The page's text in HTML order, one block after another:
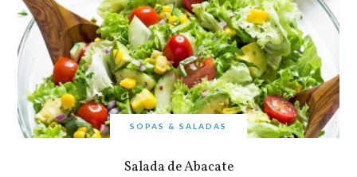
SOPAS & SALADAS
Salada de Abacate